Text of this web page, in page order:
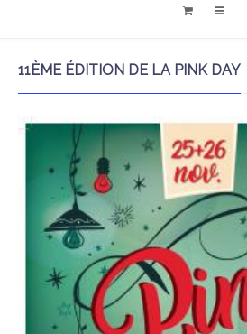
11ÈME ÉDITION DE LA PINK DAY